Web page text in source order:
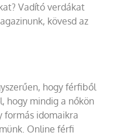
Vadító verdákat
kövesd az
hogy férfiből
hogy mindig a nőkön
formás idomaikra
Online férfi